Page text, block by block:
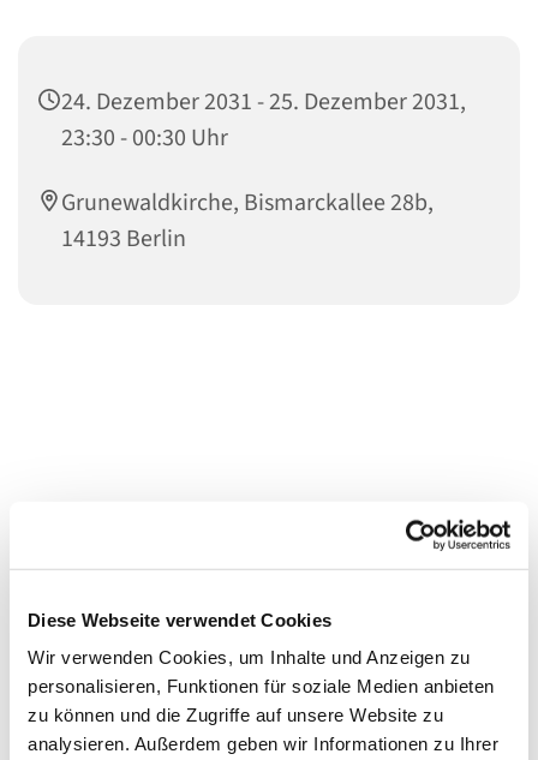
Diese Webseite verwendet Cookies
Wir verwenden Cookies, um Inhalte und Anzeigen zu
personalisieren, Funktionen für soziale Medien anbieten
zu können und die Zugriffe auf unsere Website zu
analysieren. Außerdem geben wir Informationen zu Ihrer
24. Dezember 2031 - 25. Dezember 2031,
23:30 - 00:30 Uhr
Grunewaldkirche, Bismarckallee 28b,
14193 Berlin